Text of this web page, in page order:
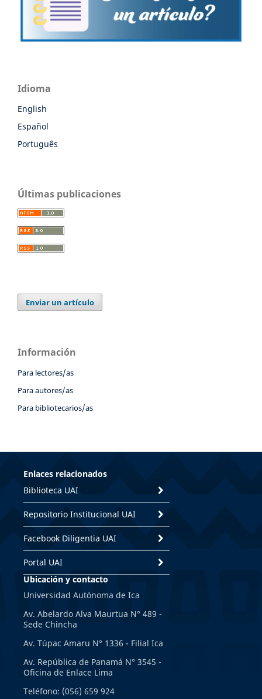
Idioma
English
Español
Português
Últimas publicaciones
Enviar un artículo
Información
Para lectores/as
Para autores/as
Para bibliotecarios/as
Enlaces relacionados
Biblioteca UAI
Repositorio Institucional UAI
Facebook Diligentia UAI
Portal UAI
Ubicación y contacto
Universidad Autónoma de Ica
Av. Abelardo Alva Maurtua N° 489 -
Sede Chincha
Av. Túpac Amaru N° 1336 - Filial Ica
Av. República de Panamá N° 3545 -
Oficina de Enlace Lima
Teléfono: (056) 659 924